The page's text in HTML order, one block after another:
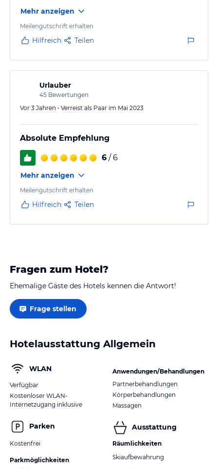
Mehr anzeigen
Meilengutschrift erhalten
Hilfreich Teilen
Urlauber
45 Bewertungen
Vor 3 Jahren • Verreist als Paar im Mai 2023
Absolute Empfehlung
6 / 6
Mehr anzeigen
Meilengutschrift erhalten
Hilfreich Teilen
Fragen zum Hotel?
Ehemalige Gäste des Hotels kennen die Antwort!
Frage stellen
Hotelausstattung Allgemein
WLAN
Verfügbar
Kostenloser WLAN-
Internetzugang inklusive
Parken
Kostenfrei
Parkmöglichkeiten
Anwendungen/Behandlungen
Partnerbehandlungen
Körperbehandlungen
Massagen
Ausstattung
Räumlichkeiten
Skiaufbewahrung